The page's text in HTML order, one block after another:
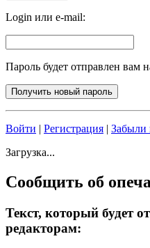
Login или e-mail:
Пароль будет отправлен вам
Войти | Регистрация | Забыли
Загрузка...
Сообщить об
Текст, который будет
редакторам: